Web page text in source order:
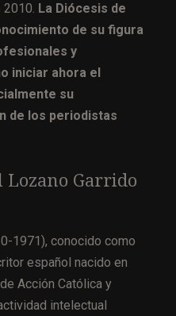
2010. La Diócesis de
de su figura
y
iniciar ahora el
su
de los periodistas
Lozano Garrido
1971), conocido como
español nacido en
Acción Católica y
intelectual